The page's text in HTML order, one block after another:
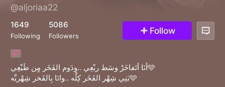
@aljoriaa22
1649
Following
5086
Followers Follow
أنَا أتَفاخَرْ وسَط ربْعِي ..ودَوم الفَخَر مٍن طَبْعِي🩵
بَنِي شِهْر الفَخَر كِلَّه ..وانَا بِالفَخر شِهْرِيَّه🩵